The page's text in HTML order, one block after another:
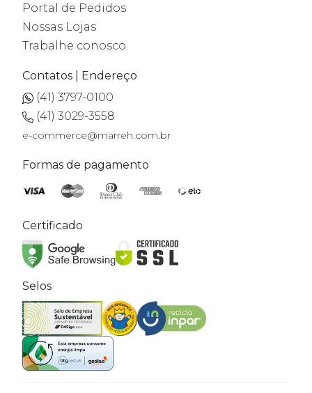
Portal de Pedidos
Nossas Lojas
Trabalhe conosco
Contatos | Endereço
(41) 3797-0100
(41) 3029-3558
e-commerce@marreh.com.br
Formas de pagamento
Certificado
Selos